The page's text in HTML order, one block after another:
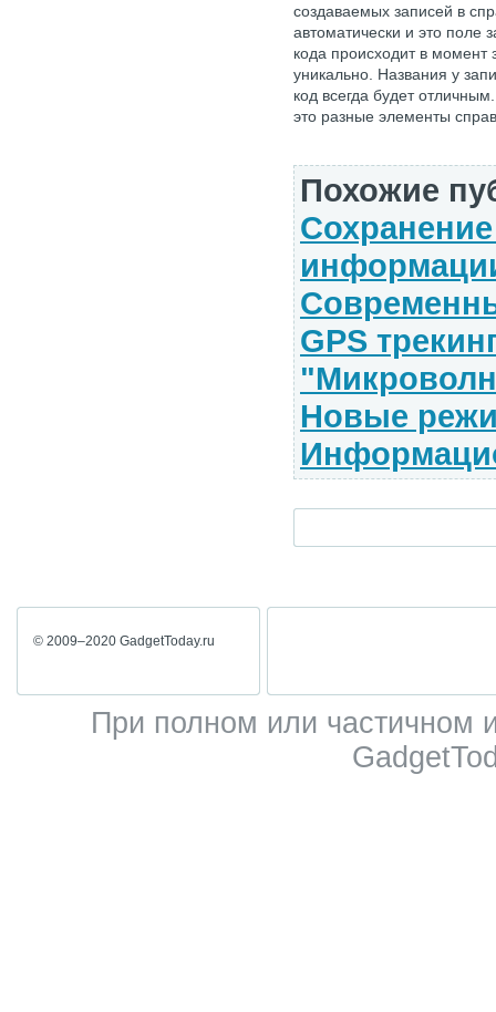
создаваемых записей в
автоматически и это поле
кода происходит в
уникально. Названия у
код всегда будет
это разные элементы
Похожие
GPS
Новые
© 2009–2020 GadgetToday.ru
При полном или частичном